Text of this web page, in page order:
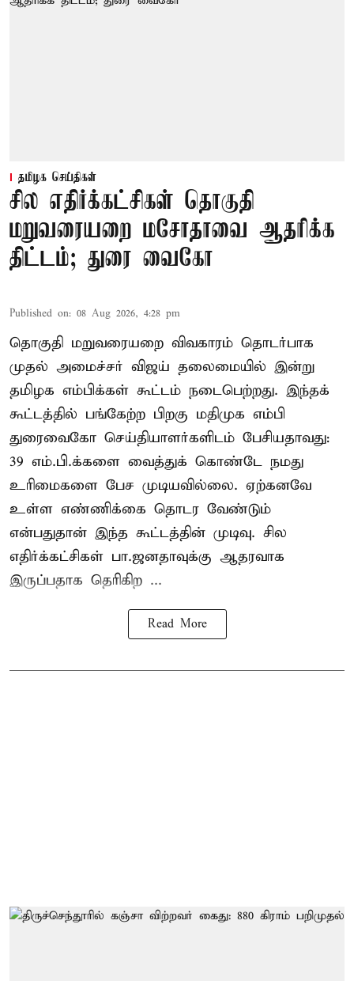
தமிழக செய்திகள்
சில எதிர்க்கட்சிகள் தொகுதி
மறுவரையறை மசோதாவை ஆதரிக்க
திட்டம்; துரை வைகோ
Published on: 08 Aug 2026, 4:28 pm
தொகுதி மறுவரையறை விவகாரம் தொடர்பாக
முதல் அமைச்சர் விஜய் தலைமையில் இன்று
தமிழக எம்பிக்கள் கூட்டம் நடைபெற்றது. இந்தக்
கூட்டத்தில் பங்கேற்ற பிறகு மதிமுக எம்பி
துரைவைகோ செய்தியாளர்களிடம் பேசியதாவது:
39 எம்.பி.க்களை வைத்துக் கொண்டே நமது
உரிமைகளை பேச முடியவில்லை. ஏற்கனவே
உள்ள எண்ணிக்கை தொடர வேண்டும்
என்பதுதான் இந்த கூட்டத்தின் முடிவு. சில
எதிர்க்கட்சிகள் பா.ஜனதாவுக்கு ஆதரவாக
இருப்பதாக தெரிகிற ...
Read More